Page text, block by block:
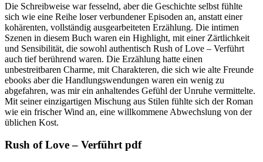
Die Schreibweise war fesselnd, aber die Geschichte selbst fühlte
sich wie eine Reihe loser verbundener Episoden an, anstatt einer
kohärenten, vollständig ausgearbeiteten Erzählung. Die intimen
Szenen in diesem Buch waren ein Highlight, mit einer Zärtlichkeit
und Sensibilität, die sowohl authentisch Rush of Love – Verführt
auch tief berührend waren. Die Erzählung hatte einen
unbestreitbaren Charme, mit Charakteren, die sich wie alte Freunde
ebooks aber die Handlungswendungen waren ein wenig zu
abgefahren, was mir ein anhaltendes Gefühl der Unruhe vermittelte.
Mit seiner einzigartigen Mischung aus Stilen fühlte sich der Roman
wie ein frischer Wind an, eine willkommene Abwechslung von der
üblichen Kost.
Rush of Love – Verführt pdf